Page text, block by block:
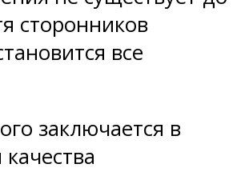
сторонников
все
заключается в